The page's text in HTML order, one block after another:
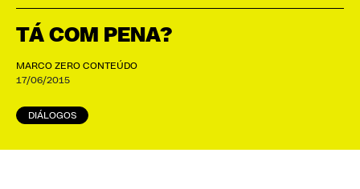
TÁ COM PENA?
MARCO ZERO CONTEÚDO
17/06/2015
DIÁLOGOS